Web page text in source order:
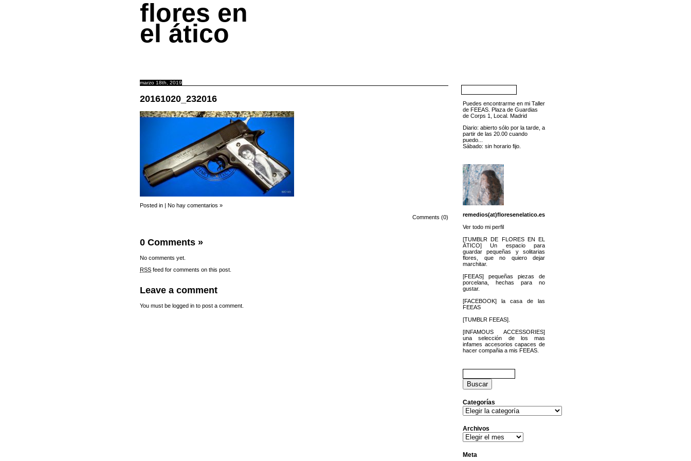
flores en
el ático
marzo 18th, 2019
20161020_232016
Posted in | No hay comentarios »
Comments (0)
0 Comments »
No comments yet.
RSS feed for comments on this post.
Leave a comment
You must be logged in to post a comment.
Puedes encontrarme en mi Taller
de FEEAS. Plaza de Guardias
de Corps 1, Local. Madrid
Diario: abierto sólo por la tarde, a
partir de las 20.00 cuando
puedo...
Sábado: sin horario fijo.
remedios(at)floresenelatico.es
Ver todo mi perfil
[TUMBLR DE FLORES EN EL
ÁTICO] Un espacio para
guardar pequeñas y solitarias
flores, que no quiero dejar
marchitar.
[FEEAS] pequeñas piezas de
porcelana, hechas para no
gustar.
[FACEBOOK] la casa de las
FEEAS
[TUMBLR FEEAS].
[INFAMOUS ACCESSORIES]
una selección de los mas
infames accesorios capaces de
hacer compañia a mis FEEAS.
Buscar:
Categorías
Categorías
Archivos
Archivos
Meta